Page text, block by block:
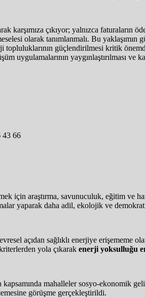
çıkıyor; yalnızca faturaların
olarak tanımlanmalı. Bu
güçlendirilmesi kritik
yaygınlaştırılması ve
43 66
için araştırma, savunuculuk, eğitim ve
yaparak daha adil, ekolojik ve
açıdan sağlıklı enerjiye erişememe
yola çıkarak enerji yoksulluğu
mahalleler sosyo-ekonomik
görüşme gerçekleştirildi.